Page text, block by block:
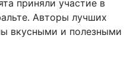
приняли участие в
Авторы лучших
вкусными и полезными